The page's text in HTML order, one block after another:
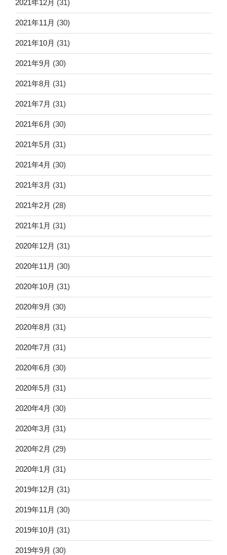
2021年12月 (31)
2021年11月 (30)
2021年10月 (31)
2021年9月 (30)
2021年8月 (31)
2021年7月 (31)
2021年6月 (30)
2021年5月 (31)
2021年4月 (30)
2021年3月 (31)
2021年2月 (28)
2021年1月 (31)
2020年12月 (31)
2020年11月 (30)
2020年10月 (31)
2020年9月 (30)
2020年8月 (31)
2020年7月 (31)
2020年6月 (30)
2020年5月 (31)
2020年4月 (30)
2020年3月 (31)
2020年2月 (29)
2020年1月 (31)
2019年12月 (31)
2019年11月 (30)
2019年10月 (31)
2019年9月 (30)